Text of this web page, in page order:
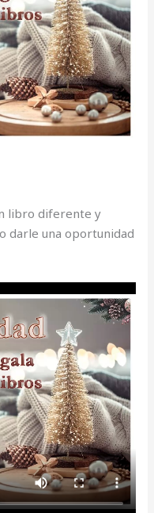
libro diferente y
darle una oportunidad